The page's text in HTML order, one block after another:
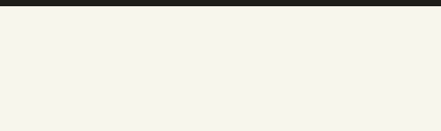
PREPARAR LA VISITA